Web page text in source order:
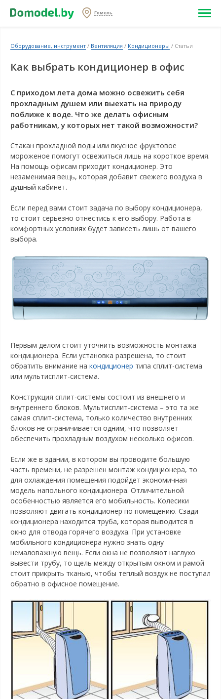
Гомель
Оборудование, инструмент / Вентиляция / Кондиционеры / Статьи
Как выбрать кондиционер в офис
С приходом лета дома можно освежить себя
прохладным душем или выехать на природу
поближе к воде. Что же делать офисным
работникам, у которых нет такой возможности?
Стакан прохладной воды или вкусное фруктовое
мороженое помогут освежиться лишь на короткое время.
На помощь офисам приходит кондиционер. Это
незаменимая вещь, которая добавит свежего воздуха в
душный кабинет.
Если перед вами стоит задача по выбору кондиционера,
то стоит серьезно отнестись к его выбору. Работа в
комфортных условиях будет зависеть лишь от вашего
выбора.
Первым делом стоит уточнить возможность монтажа
кондиционера. Если установка разрешена, то стоит
обратить внимание на кондиционер типа сплит-система
или мультисплит-система.
Конструкция сплит-системы состоит из внешнего и
внутреннего блоков. Мультисплит-система – это та же
самая сплит-система, только количество внутренних
блоков не ограничивается одним, что позволяет
обеспечить прохладным воздухом несколько офисов.
Если же в здании, в котором вы проводите большую
часть времени, не разрешен монтаж кондиционера, то
для охлаждения помещения подойдет экономичная
модель напольного кондиционера. Отличительной
особенностью является его мобильность. Колесики
позволяют двигать кондиционер по помещению. Сзади
кондиционера находится труба, которая выводится в
окно для отвода горячего воздуха. При установке
мобильного кондиционера нужно знать одну
немаловажную вещь. Если окна не позволяют наглухо
вывести трубу, то щель между открытым окном и рамой
стоит прикрыть тканью, чтобы теплый воздух не поступал
обратно в офисное помещение.